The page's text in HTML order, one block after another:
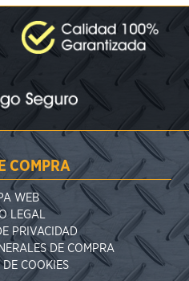
COMPRA
WEB
LEGAL
PRIVACIDAD
DE COMPRA
COOKIES